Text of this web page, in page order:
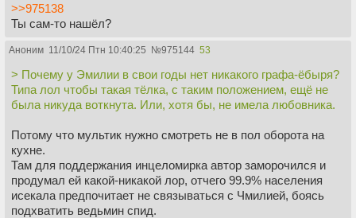
>>975138
Ты сам-то нашёл?
Аноним 11/10/24 Птн 10:40:25 №975144 53
> Почему у Эмилии в свои годы нет никакого графа-ёбыря?
Типа лол чтобы такая тёлка, с таким положением, ещё не
была никуда воткнута. Или, хотя бы, не имела любовника.
Потому что мультик нужно смотреть не в пол оборота на
кухне.
Там для поддержания инцеломирка автор заморочился и
продумал ей какой-никакой лор, отчего 99.9% населения
исекала предпочитает не связываться с Чмилией, боясь
подхватить ведьмин спид.